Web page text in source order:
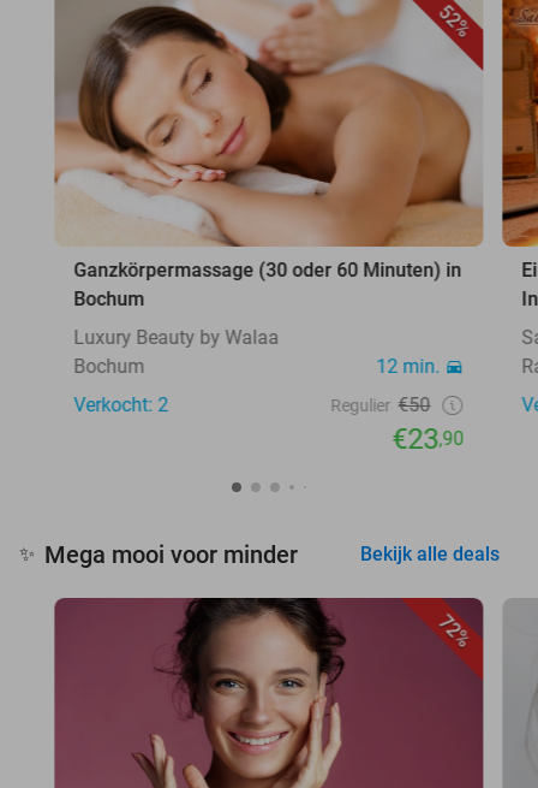
52%
Ganzkörpermassage (30 oder 60 Minuten) in
Bochum
Luxury Beauty by Walaa
Bochum
12 min.
Verkocht: 2
Regulier €50
€23,90
✨ Mega mooi voor minder Bekijk alle deals
72%